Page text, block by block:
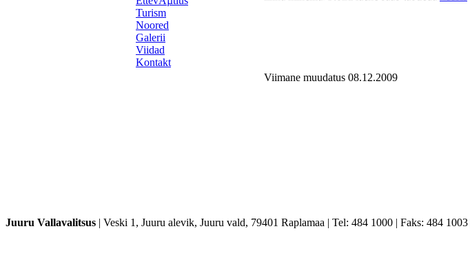
Turism
Noored
Galerii
Viidad
Kontakt
Viimane muudatus 08.12.2009
Juuru Vallavalitsus | Veski 1, Juuru alevik, Juuru vald, 79401 Raplamaa | Tel: 484 1000 | Faks: 484 1003